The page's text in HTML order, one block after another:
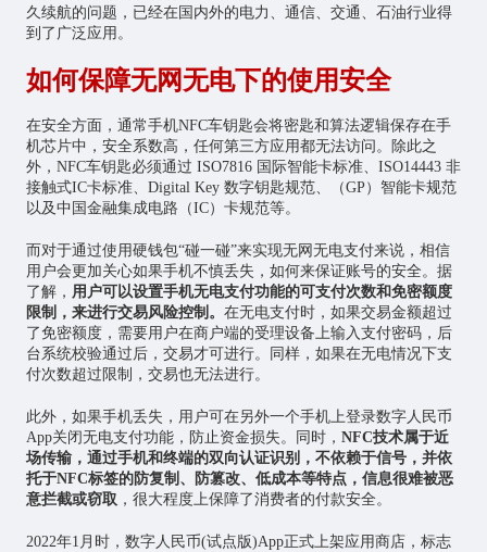
久续航的问题，已经在国内外的电力、通信、交通、石油行业得
到了广泛应用。
如何保障无网无电下的使用安全
在安全方面，通常手机NFC车钥匙会将密匙和算法逻辑保存在手
机芯片中，安全系数高，任何第三方应用都无法访问。除此之
外，NFC车钥匙必须通过 ISO7816 国际智能卡标准、ISO14443 非
接触式IC卡标准、Digital Key 数字钥匙规范、（GP）智能卡规范
以及中国金融集成电路（IC）卡规范等。
而对于通过使用硬钱包“碰一碰”来实现无网无电支付来说，相信
用户会更加关心如果手机不慎丢失，如何来保证账号的安全。据
了解， 用户可以设置手机无电支付功能的可支付次数和免密额度
限制，来进行交易风险控制。 在无电支付时，如果交易金额超过
了免密额度，需要用户在商户端的受理设备上输入支付密码，后
台系统校验通过后，交易才可进行。同样，如果在无电情况下支
付次数超过限制，交易也无法进行。
此外，如果手机丢失，用户可在另外一个手机上登录数字人民币
App关闭无电支付功能，防止资金损失。同时， NFC技术属于近
场传输，通过手机和终端的双向认证识别，不依赖于信号，并依
托于NFC标签的防复制、防篡改、低成本等特点，信息很难被恶
意拦截或窃取 ，很大程度上保障了消费者的付款安全。
2022年1月时，数字人民币(试点版)App正式上架应用商店，标志